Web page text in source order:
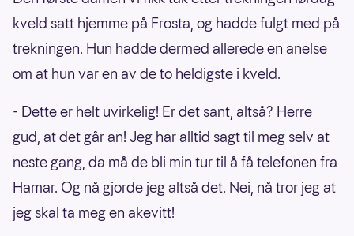
kveld satt hjemme på Frosta, og hadde fulgt med på
trekningen. Hun hadde dermed allerede en anelse
om at hun var en av de to heldigste i kveld.
- Dette er helt uvirkelig! Er det sant, altså? Herre
gud, at det går an! Jeg har alltid sagt til meg selv at
neste gang, da må de bli min tur til å få telefonen fra
Hamar. Og nå gjorde jeg altså det. Nei, nå tror jeg at
jeg skal ta meg en akevitt!